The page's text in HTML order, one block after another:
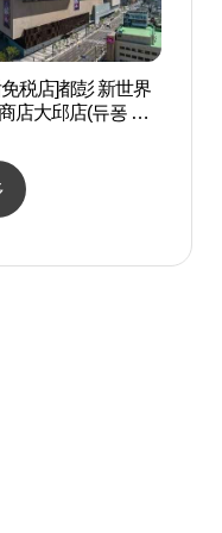
税店]都彭 新世界
店大邱店(듀퐁 신